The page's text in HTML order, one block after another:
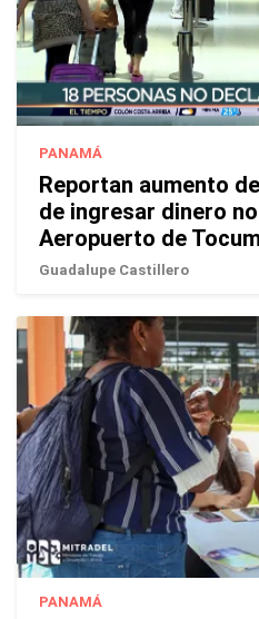
PANAMÁ
Reportan aumento
de ingresar dinero
Aeropuerto de
Guadalupe Castillero
PANAMÁ